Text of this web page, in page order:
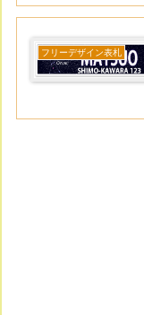
フリーデザイン表札